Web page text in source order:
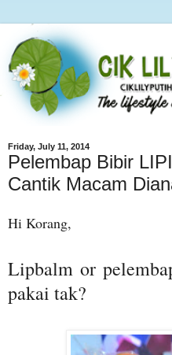
Friday, July 11, 2014
Pelembap Bibir
Cantik Macam
Hi Korang,
Lipbalm or
pakai tak?